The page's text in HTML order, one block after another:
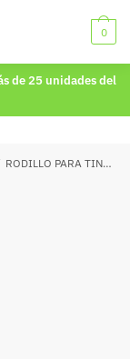
0
de 25 unidades del
RODILLO PARA TINTAR CANTOS